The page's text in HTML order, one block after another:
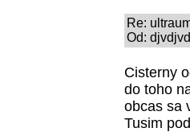
Re:
Od:
Cisterny
do toho
obcas sa
Tusim